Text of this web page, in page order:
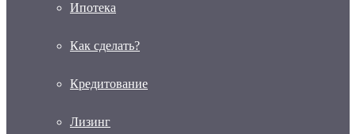
Ипотека
Как сделать?
Кредитование
Лизинг